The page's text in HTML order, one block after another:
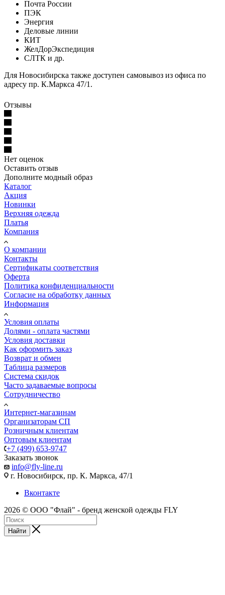
Почта России
ПЭК
Энергия
Деловые линии
КИТ
ЖелДорЭкспедиция
СЛТК и др.
Для Новосибирска также доступен самовывоз из офиса по
адресу пр. К.Маркса 47/1.
Отзывы
Нет оценок
Оставить отзыв
Дополните модный образ
Каталог
Акция
Новинки
Верхняя одежда
Платья
Компания
О компании
Контакты
Сертификаты соответствия
Оферта
Политика конфиденциальности
Согласие на обработку данных
Информация
Условия оплаты
Долями - оплата частями
Условия доставки
Как оформить заказ
Возврат и обмен
Таблица размеров
Система скидок
Часто задаваемые вопросы
Сотрудничество
Интернет-магазинам
Организаторам СП
Розничным клиентам
Оптовым клиентам
+7 (499) 653-9747
Заказать звонок
info@fly-line.ru
г. Новосибирск, пр. К. Маркса, 47/1
Вконтакте
2026 © ООО "Флай" - бренд женской одежды FLY
Найти